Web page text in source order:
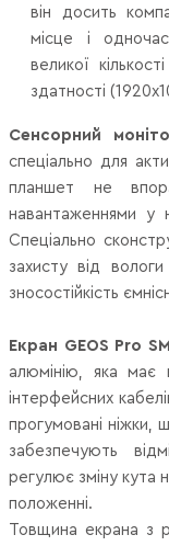
він досить
місце і
великої
здатності
Сенсорний
спеціально для
планшет не
навантаженнями у
Спеціально
захисту від
зносостійкість
Екран GEOS Pro
алюмінію, яка має
інтерфейсних
прогумовані
забезпечують
регулює зміну кута
положенні.
Товщина екрана з